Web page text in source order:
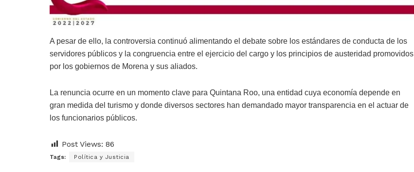
A pesar de ello, la controversia continuó alimentando el debate sobre los estándares de conducta de los
servidores públicos y la congruencia entre el ejercicio del cargo y los principios de austeridad promovidos
por los gobiernos de Morena y sus aliados.
La renuncia ocurre en un momento clave para Quintana Roo, una entidad cuya economía depende en
gran medida del turismo y donde diversos sectores han demandado mayor transparencia en el actuar de
los funcionarios públicos.
Post Views: 86
Tags: Política y Justicia